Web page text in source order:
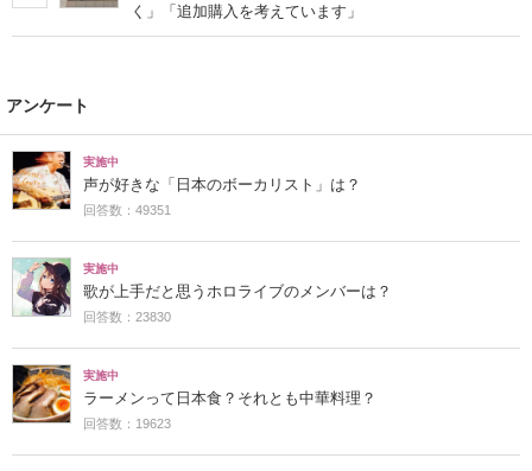
く」「追加購入を考えています」
アンケート
実施中
声が好きな「日本のボーカリスト」は？
回答数：49351
実施中
歌が上手だと思うホロライブのメンバーは？
回答数：23830
実施中
ラーメンって日本食？それとも中華料理？
回答数：19623